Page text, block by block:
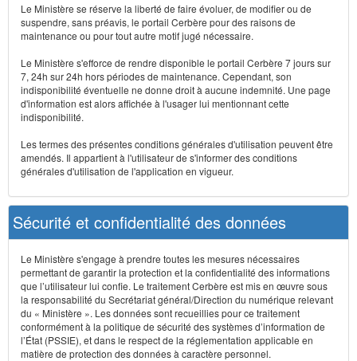
Le Ministère se réserve la liberté de faire évoluer, de modifier ou de
suspendre, sans préavis, le portail Cerbère pour des raisons de
maintenance ou pour tout autre motif jugé nécessaire.
Le Ministère s'efforce de rendre disponible le portail Cerbère 7 jours sur
7, 24h sur 24h hors périodes de maintenance. Cependant, son
indisponibilité éventuelle ne donne droit à aucune indemnité. Une page
d'information est alors affichée à l'usager lui mentionnant cette
indisponibilité.
Les termes des présentes conditions générales d'utilisation peuvent être
amendés. Il appartient à l'utilisateur de s'informer des conditions
générales d'utilisation de l'application en vigueur.
Sécurité et confidentialité des données
Le Ministère s'engage à prendre toutes les mesures nécessaires
permettant de garantir la protection et la confidentialité des informations
que l’utilisateur lui confie. Le traitement Cerbère est mis en œuvre sous
la responsabilité du Secrétariat général/Direction du numérique relevant
du « Ministère ». Les données sont recueillies pour ce traitement
conformément à la politique de sécurité des systèmes d’information de
l’État (PSSIE), et dans le respect de la réglementation applicable en
matière de protection des données à caractère personnel.